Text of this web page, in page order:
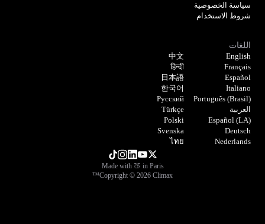
سياسة الخصوصية
شروط الاستخدام
اللغات
English
Français
Español
Italiano
Português (Brasil)
العربية
Español (LA)
Deutsch
Nederlands
中文
हिन्दी
日本語
한국어
Русский
Türkçe
Polski
Svenska
ไทย
Made with 🍑 in Paris
Copyright © 2026 Climax™